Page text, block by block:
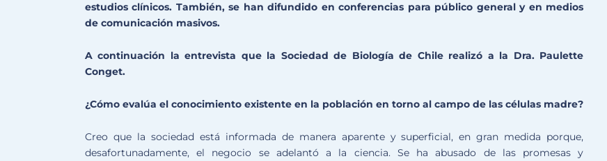
estudios clínicos. También, se han difundido en conferencias para público general y en medios
de comunicación masivos.
A continuación la entrevista que la Sociedad de Biología de Chile realizó a la Dra. Paulette
Conget.
¿Cómo evalúa el conocimiento existente en la población en torno al campo de las células madre?
Creo que la sociedad está informada de manera aparente y superficial, en gran medida porque,
desafortunadamente, el negocio se adelantó a la ciencia. Se ha abusado de las promesas y